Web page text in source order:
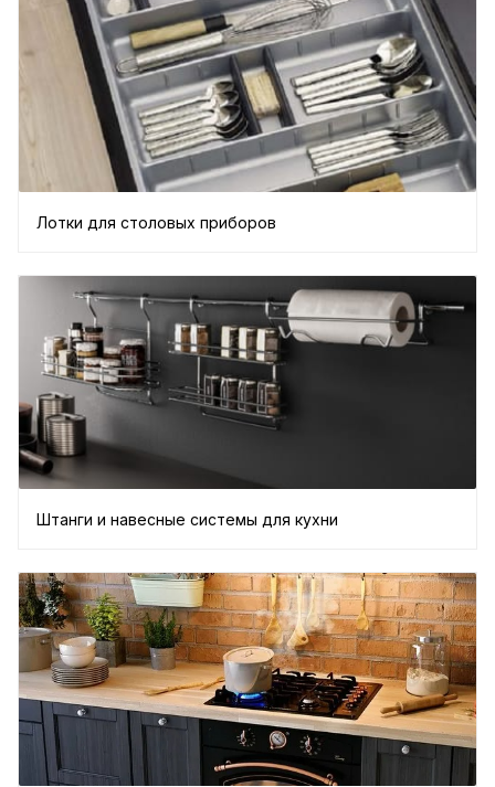
Лотки для столовых приборов
Штанги и навесные системы для кухни